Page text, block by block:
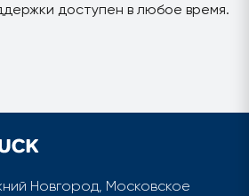
доступен в любое время.
Новгород, Московское